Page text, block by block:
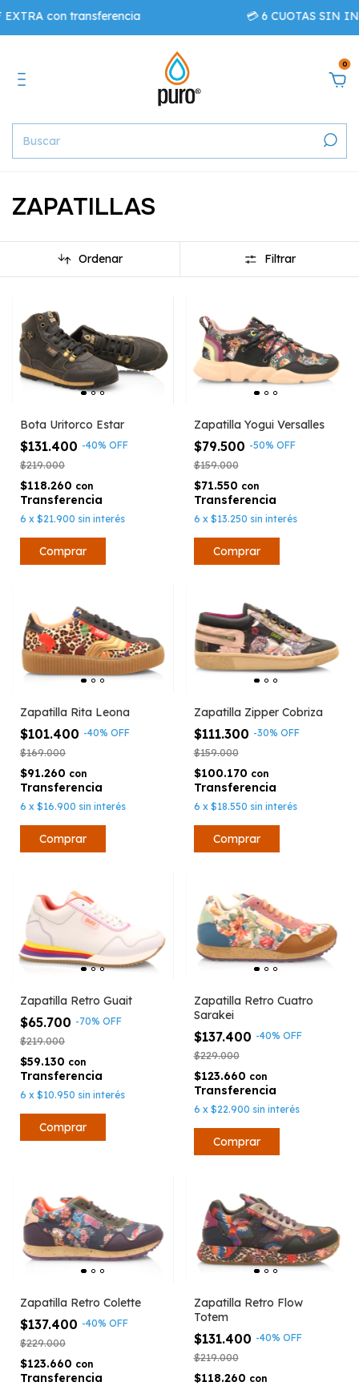
con transferencia 💳 6 CUOTAS SIN
0
ZAPATILLAS
Ordenar Filtrar
Bota Uritorco Estar
$131.400 -40% OFF
$219.000
$118.260 con
6 x $21.900 sin interés
Comprar
Zapatilla Yogui Versalles
$79.500 -50% OFF
$159.000
$71.550 con
6 x $13.250 sin interés
Comprar
Zapatilla Rita Leona
$101.400 -40% OFF
$169.000
$91.260 con
6 x $16.900 sin interés
Comprar
Zapatilla Zipper Cobriza
$111.300 -30% OFF
$159.000
$100.170 con
6 x $18.550 sin interés
Comprar
Zapatilla Retro Guait
$65.700 -70% OFF
$219.000
$59.130 con
6 x $10.950 sin interés
Comprar
Zapatilla Retro Cuatro
Sarakei
$137.400 -40% OFF
$229.000
$123.660 con
6 x $22.900 sin interés
Comprar
Zapatilla Retro Colette
$137.400 -40% OFF
$229.000
$123.660 con
Zapatilla Retro Flow
Totem
$131.400 -40% OFF
$219.000
$118.260 con